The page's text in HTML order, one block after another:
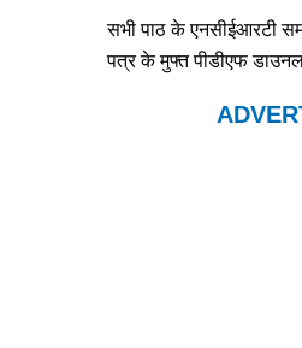
सभी पाठ के एनसीईआरटी
पत्र के मुफ्त पीडीएफ